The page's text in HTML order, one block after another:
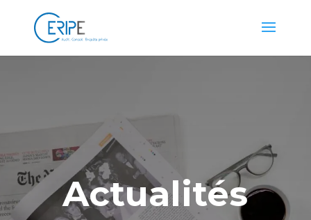
Actualités